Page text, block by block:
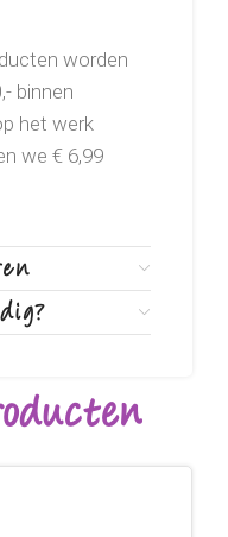
worden
binnen
het werk
we € 6,99